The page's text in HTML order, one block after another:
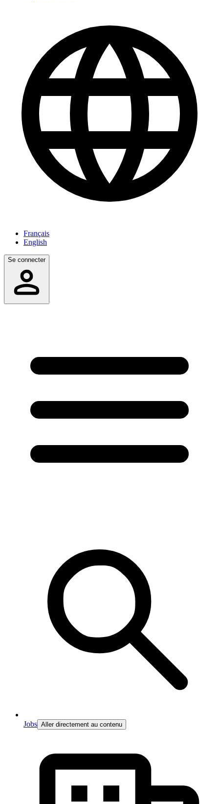
Français
English
Se connecter
Jobs Aller directement au contenu